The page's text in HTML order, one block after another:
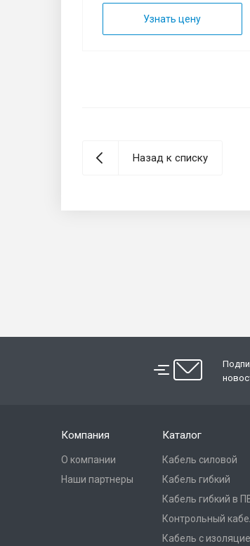
Узнать цену
Назад к списку
Компания
О компании
Наши партнеры
Каталог
Кабель силовой
Кабель гибкий
Кабель гибкий в
Контрольный
Кабель с